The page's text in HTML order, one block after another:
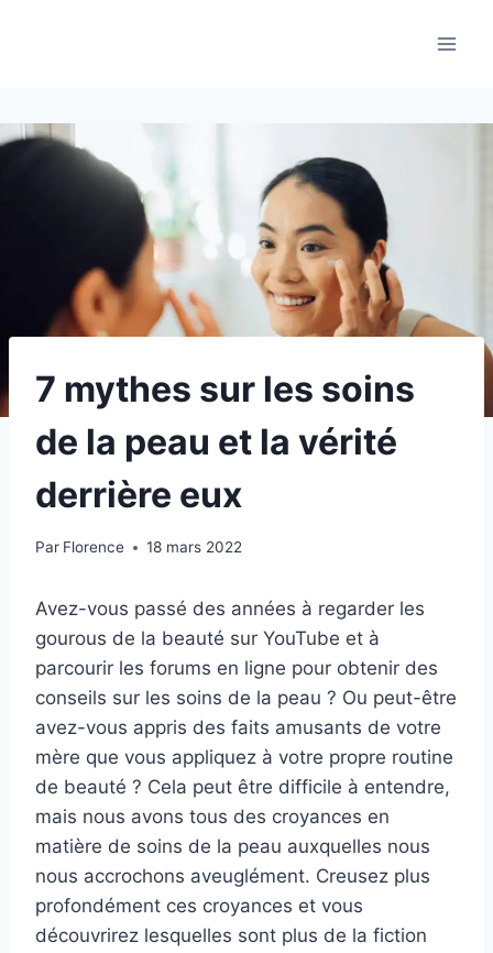
7 mythes sur les soins
de la peau et la vérité
derrière eux
Par Florence 18 mars 2022
Avez-vous passé des années à regarder les
gourous de la beauté sur YouTube et à
parcourir les forums en ligne pour obtenir des
conseils sur les soins de la peau ? Ou peut-être
avez-vous appris des faits amusants de votre
mère que vous appliquez à votre propre routine
de beauté ? Cela peut être difficile à entendre,
mais nous avons tous des croyances en
matière de soins de la peau auxquelles nous
nous accrochons aveuglément. Creusez plus
profondément ces croyances et vous
découvrirez lesquelles sont plus de la fiction